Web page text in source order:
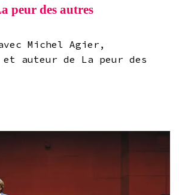
peur des autres
Michel Agier,
et auteur de La peur des